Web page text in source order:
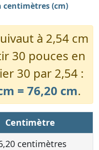
centimètres (cm)
à 2,54 cm
30 pouces en
30 par 2,54 :
= 76,20 cm.
Centimètre
centimètres